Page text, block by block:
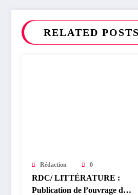
RELATED POSTS
Rédaction 0
RDC/ LITTÉRATURE :
Publication de l’ouvrage du